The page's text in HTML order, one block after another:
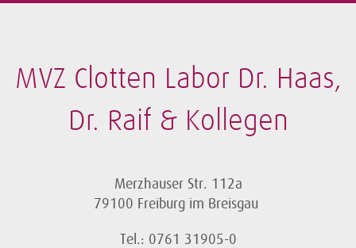
MVZ Clotten Labor Dr. Haas,
Dr. Raif & Kollegen
Merzhauser Str. 112a
79100 Freiburg im Breisgau
Tel.: 0761 31905-0